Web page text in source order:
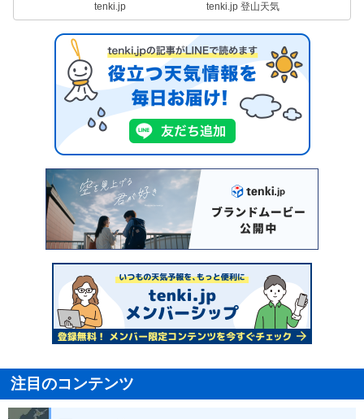
tenki.jp tenki.jp 登山天気
注目のコンテンツ